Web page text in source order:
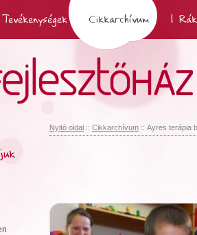
Tevékenységek Cikkarchívum |
Nyitó oldal :: Cikkarchívum :: Ayres terápia